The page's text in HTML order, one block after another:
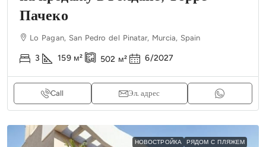
Пачеко
Lo Pagan, San Pedro del Pinatar, Murcia, Spain
3 159 м² 502 м² 6/2027
Call Эл. адрес
НОВОСТРОЙКА РЯДОМ С ПЛЯЖЕМ